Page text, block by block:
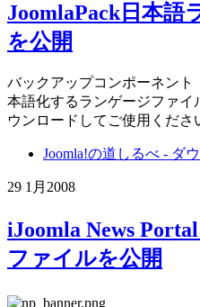
JoomlaPack日本語
を公開
バックアップコンポーネント
本語化するランゲージファ
ウンロードしてご使用くださ
Joomla!の道しるべ - ダ
29 1月 2008
iJoomla News
ファイルを公開